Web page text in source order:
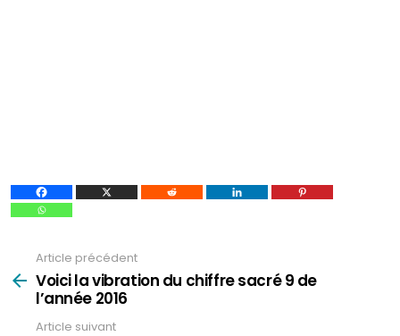
plus
Article précédent
Voici la vibration du chiffre sacré 9 de
l’année 2016
Article suivant